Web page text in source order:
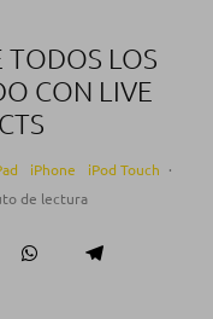
LOS
CON LIVE
iPhone iPod Touch ·
de lectura